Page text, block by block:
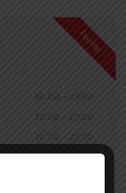
Fermé
10:00 - 23:00
10:00 - 23:00
10:00 - 23:00
10:00 - 23:00